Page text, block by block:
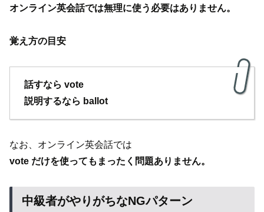
オンライン英会話では無理に使う必要はありません。
覚え方の目安
話すなら vote
説明するなら ballot
なお、オンライン英会話では
vote だけを使ってもまったく問題ありません。
中級者がやりがちなNGパターン